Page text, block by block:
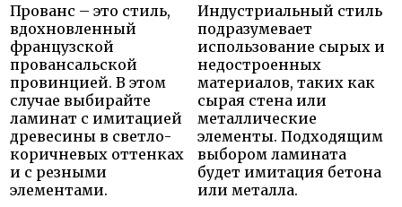
Прованс – это стиль,
вдохновленный
французской
провансальской
провинцией. В этом
случае выбирайте
ламинат с имитацией
древесины в светло-
коричневых оттенках
и с резными
элементами.
Индустриальный стиль
подразумевает
использование сырых и
недостроенных
материалов, таких как
сырая стена или
металлические
элементы. Подходящим
выбором ламината
будет имитация бетона
или металла.